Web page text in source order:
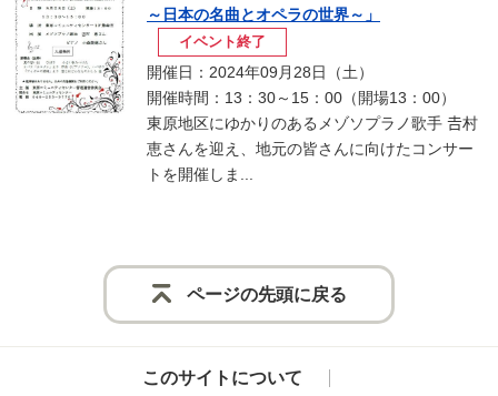
～日本の名曲とオペラの世界～」
イベント終了
開催日：2024年09月28日（土）
開催時間：13：30～15：00（開場13：00）
東原地区にゆかりのあるメゾソプラノ歌手 𠮷村
恵さんを迎え、地元の皆さんに向けたコンサー
トを開催しま...
ページの先頭に戻る
このサイトについて